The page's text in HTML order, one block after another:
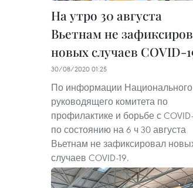
На утро 30 августа
Вьетнам не
новых случаев COVID-
30/08/2020 01:25
По информации Национального
руководящего комитета по
профилактике и борьбе с
по состоянию на 6 ч 30 августа
Вьетнам не зафиксировал
случаев COVID-19.